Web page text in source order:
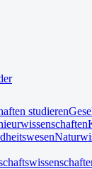
studieren